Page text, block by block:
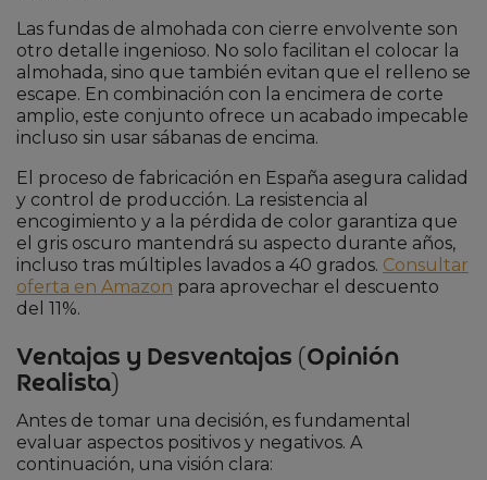
Las fundas de almohada con cierre envolvente son
otro detalle ingenioso. No solo facilitan el colocar la
almohada, sino que también evitan que el relleno se
escape. En combinación con la encimera de corte
amplio, este conjunto ofrece un acabado impecable
incluso sin usar sábanas de encima.
El proceso de fabricación en España asegura calidad
y control de producción. La resistencia al
encogimiento y a la pérdida de color garantiza que
el gris oscuro mantendrá su aspecto durante años,
incluso tras múltiples lavados a 40 grados. Consultar
oferta en Amazon para aprovechar el descuento
del 11%.
Ventajas y Desventajas (Opinión
Realista)
Antes de tomar una decisión, es fundamental
evaluar aspectos positivos y negativos. A
continuación, una visión clara: